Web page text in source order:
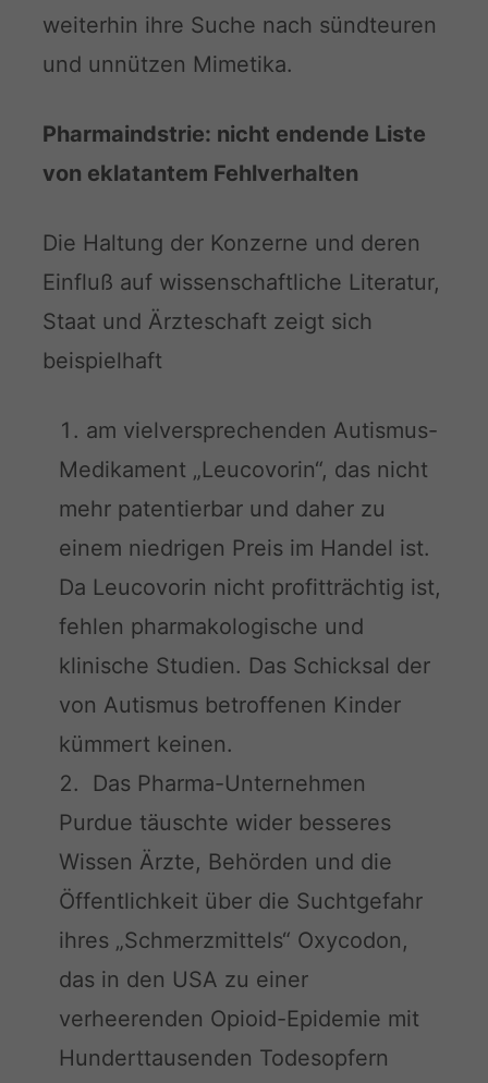
weiterhin ihre Suche nach sündteuren
und unnützen Mimetika.
Pharmaindstrie: nicht endende Liste
von eklatantem Fehlverhalten
Die Haltung der Konzerne und deren
Einfluß auf wissenschaftliche Literatur,
Staat und Ärzteschaft zeigt sich
beispielhaft
am vielversprechenden Autismus-
Medikament „Leucovorin“, das nicht
mehr patentierbar und daher zu
einem niedrigen Preis im Handel ist.
Da Leucovorin nicht profitträchtig ist,
fehlen pharmakologische und
klinische Studien. Das Schicksal der
von Autismus betroffenen Kinder
kümmert keinen.
Das Pharma-Unternehmen
Purdue täuschte wider besseres
Wissen Ärzte, Behörden und die
Öffentlichkeit über die Suchtgefahr
ihres „Schmerzmittels“ Oxycodon,
das in den USA zu einer
verheerenden Opioid-Epidemie mit
Hunderttausenden Todesopfern